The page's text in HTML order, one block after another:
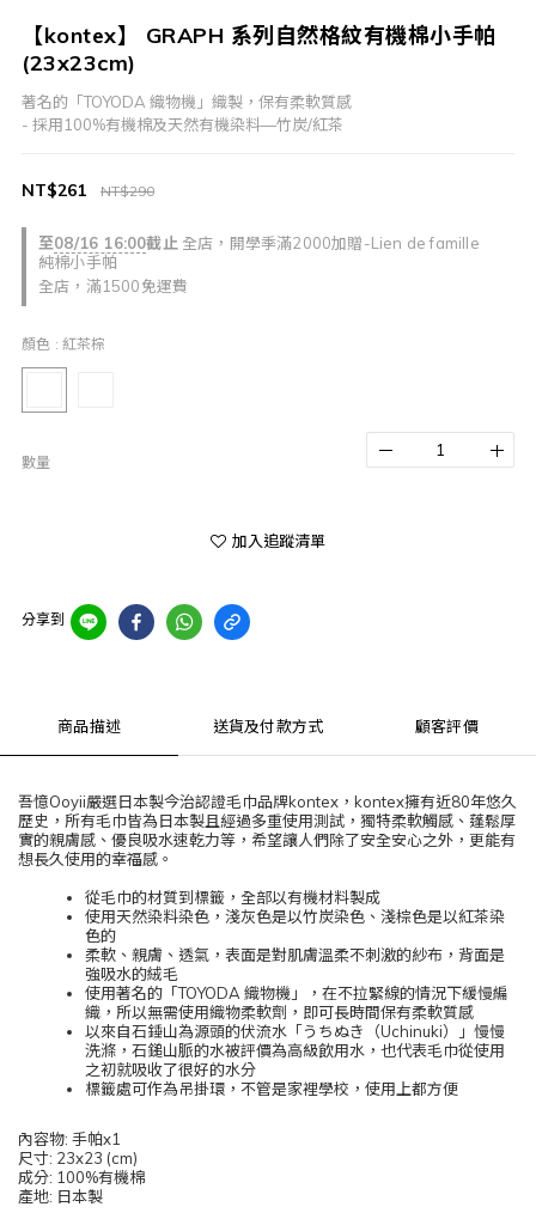
【kontex】 GRAPH 系列自然格紋有機棉小手帕
(23x23cm)
著名的「TOYODA 織物機」織製，保有柔軟質感
- 採用100%有機棉及天然有機染料—竹炭/紅茶
至08/16 16:00截止 全店，開學季滿2000加贈-Lien de famille
純棉小手帕
全店，滿1500免運費
NT$290
NT$261
顏色 : 紅茶棕
數量
加入追蹤清單
分享到
商品描述 送貨及付款方式 顧客評價
吾憶Ooyii嚴選日本製今治認證毛巾品牌kontex，kontex擁有近80年悠久
歷史，所有毛巾皆為日本製且經過多重使用測試，獨特柔軟觸感、蓬鬆厚
實的親膚感、優良吸水速乾力等，希望讓人們除了安全安心之外，更能有
想長久使用的幸福感。
從毛巾的材質到標籤，全部以有機材料製成
使用天然染料染色，淺灰色是以竹炭染色、淺棕色是以紅茶染
色的
柔軟、親膚、透氣，表面是對肌膚溫柔不刺激的紗布，背面是
強吸水的絨毛
使用著名的「TOYODA 織物機」，在不拉緊線的情況下緩慢編
織，所以無需使用織物柔軟劑，即可長時間保有柔軟質感
以來自石錘山為源頭的伏流水「うちぬき（Uchinuki）」慢慢
洗滌，石鎚山脈的水被評價為高級飲用水，也代表毛巾從使用
之初就吸收了很好的水分
標籤處可作為吊掛環，不管是家裡學校，使用上都方便
內容物: 手帕x1
尺寸: 23x23 (cm)
成分: 100%有機棉
產地: 日本製